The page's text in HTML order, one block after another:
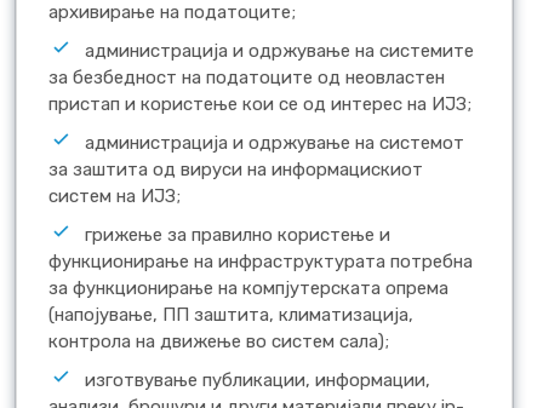
архивирање на податоците;
администрација и одржување на системите
за безбедност на податоците од неовластен
пристап и користење кои се од интерес на ИЈЗ;
администрација и одржување на системот
за заштита од вируси на информацискиот
систем на ИЈЗ;
грижење за правилно користење и
функционирање на инфраструктурата потребна
за функционирање на компјутерската опрема
(напојување, ПП заштита, климатизација,
контрола на движење во систем сала);
изготвување публикации, информации,